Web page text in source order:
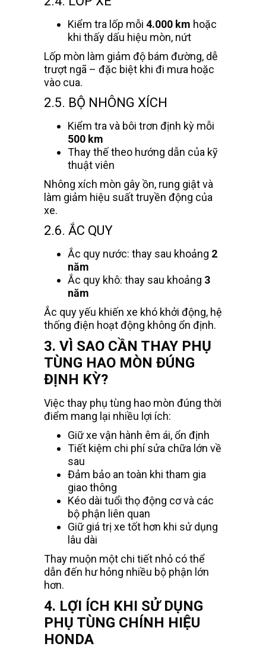
Kiểm tra lốp mỗi 4.000 km hoặc
khi thấy dấu hiệu mòn, nứt
Lốp mòn làm giảm độ bám đường, dễ
trượt ngã – đặc biệt khi đi mưa hoặc
vào cua.
2.5. BỘ NHÔNG XÍCH
Kiểm tra và bôi trơn định kỳ mỗi
500 km
Thay thế theo hướng dẫn của kỹ
thuật viên
Nhông xích mòn gây ồn, rung giật và
làm giảm hiệu suất truyền động của
xe.
2.6. ẮC QUY
Ắc quy nước: thay sau khoảng 2
năm
Ắc quy khô: thay sau khoảng 3
năm
Ắc quy yếu khiến xe khó khởi động, hệ
thống điện hoạt động không ổn định.
3. VÌ SAO CẦN THAY PHỤ
TÙNG HAO MÒN ĐÚNG
ĐỊNH KỲ?
Việc thay phụ tùng hao mòn đúng thời
điểm mang lại nhiều lợi ích:
Giữ xe vận hành êm ái, ổn định
Tiết kiệm chi phí sửa chữa lớn về
sau
Đảm bảo an toàn khi tham gia
giao thông
Kéo dài tuổi thọ động cơ và các
bộ phận liên quan
Giữ giá trị xe tốt hơn khi sử dụng
lâu dài
Thay muộn một chi tiết nhỏ có thể
dẫn đến hư hỏng nhiều bộ phận lớn
hơn.
4. LỢI ÍCH KHI SỬ DỤNG
PHỤ TÙNG CHÍNH HIỆU
HONDA